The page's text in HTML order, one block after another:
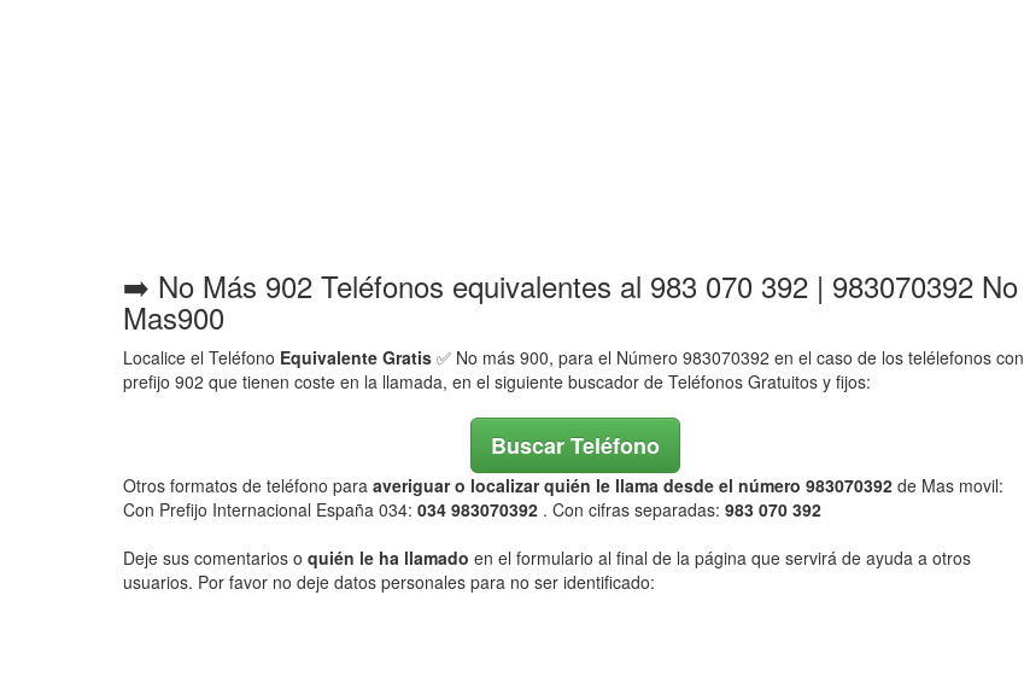
➡️ No Más 902 Teléfonos equivalentes al 983 070 392 | 983070392 No
Mas900
Localice el Teléfono Equivalente Gratis ✅ No más 900, para el Número 983070392 en el caso de los telélefonos con
prefijo 902 que tienen coste en la llamada, en el siguiente buscador de Teléfonos Gratuitos y fijos:
Buscar Teléfono
Otros formatos de teléfono para averiguar o localizar quién le llama desde el número 983070392 de Mas movil:
Con Prefijo Internacional España 034: 034 983070392 . Con cifras separadas: 983 070 392
Deje sus comentarios o quién le ha llamado en el formulario al final de la página que servirá de ayuda a otros
usuarios. Por favor no deje datos personales para no ser identificado: